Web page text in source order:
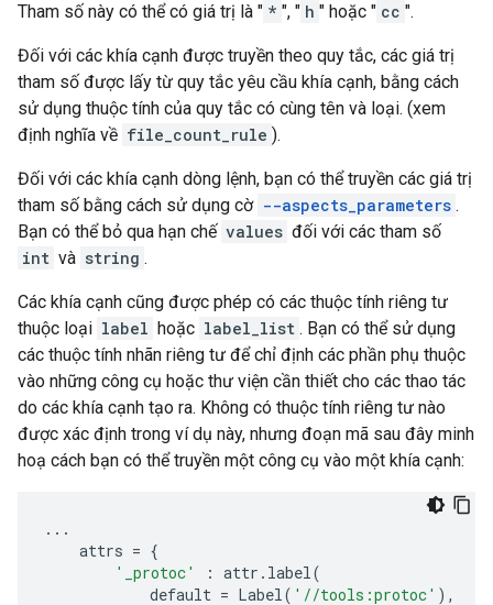
Tham số này có thể có giá trị là " * ", " h " hoặc " cc ".
Đối với các khía cạnh được truyền theo quy tắc, các giá trị
tham số được lấy từ quy tắc yêu cầu khía cạnh, bằng cách
sử dụng thuộc tính của quy tắc có cùng tên và loại. (xem
định nghĩa về file_count_rule ).
Đối với các khía cạnh dòng lệnh, bạn có thể truyền các giá trị
tham số bằng cách sử dụng cờ --aspects_parameters .
Bạn có thể bỏ qua hạn chế values đối với các tham số
int và string .
Các khía cạnh cũng được phép có các thuộc tính riêng tư
thuộc loại label hoặc label_list . Bạn có thể sử dụng
các thuộc tính nhãn riêng tư để chỉ định các phần phụ thuộc
vào những công cụ hoặc thư viện cần thiết cho các thao tác
do các khía cạnh tạo ra. Không có thuộc tính riêng tư nào
được xác định trong ví dụ này, nhưng đoạn mã sau đây minh
hoạ cách bạn có thể truyền một công cụ vào một khía cạnh:
...
attrs = {
'_protoc'
: attr . label(
default = Label( '//tools:protoc' ),